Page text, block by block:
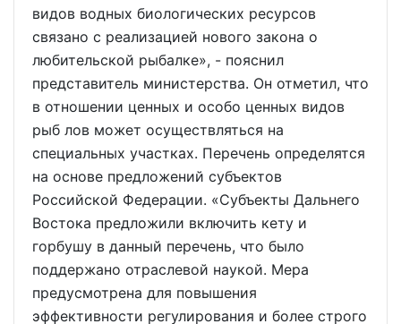
видов водных биологических ресурсов
связано с реализацией нового закона о
любительской рыбалке», - пояснил
представитель министерства. Он отметил, что
в отношении ценных и особо ценных видов
рыб лов может осуществляться на
специальных участках. Перечень определятся
на основе предложений субъектов
Российской Федерации. «Субъекты Дальнего
Востока предложили включить кету и
горбушу в данный перечень, что было
поддержано отраслевой наукой. Мера
предусмотрена для повышения
эффективности регулирования и более строго